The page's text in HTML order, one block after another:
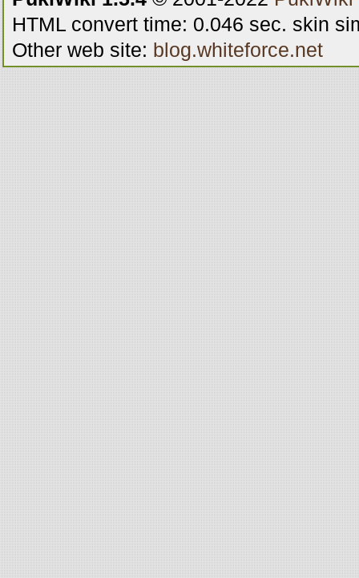
HTML convert time: 0.046 sec. skin
Other web site: blog.whiteforce.net